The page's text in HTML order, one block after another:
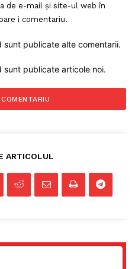
de e-mail și site-ul web în
i comentariu.
publicate alte comentarii.
publicate articole noi.
ARTICOLUL